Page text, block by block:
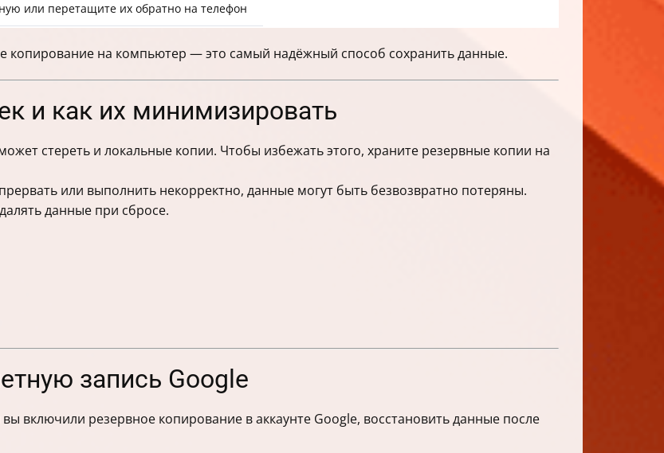
или перетащите их обратно на телефон
копирование на компьютер — это самый надёжный способ сохранить данные.
и как их минимизировать
стереть и локальные копии. Чтобы избежать этого, храните резервные копии на
или выполнить некорректно, данные могут быть безвозвратно потеряны.
данные при сбросе.
запись Google
включили резервное копирование в аккаунте Google, восстановить данные после